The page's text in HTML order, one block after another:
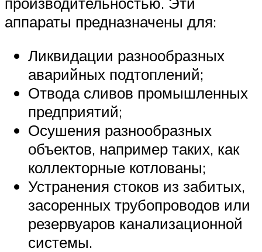
аппараты предназначены для:
Ликвидации разнообразных
аварийных подтоплений;
Отвода сливов промышленных
предприятий;
Осушения разнообразных
объектов, например таких, как
коллекторные котлованы;
Устранения стоков из забитых,
засоренных трубопроводов или
резервуаров канализационной
системы.